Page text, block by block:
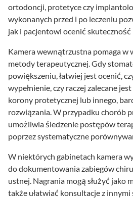
ortodoncji, protetyce czy
wykonanych przed i po leczeniu
jak i pacjentowi ocenić skuteczność
Kamera wewnątrzustna pomaga w
metody terapeutycznej. Gdy
powiększeniu, łatwiej jest ocenić,
wypełnienie, czy raczej zalecane
korony protetycznej lub innego,
rozwiązania. W przypadku chorób
umożliwia śledzenie postępów
poprzez systematyczne
W niektórych gabinetach kamera
do dokumentowania zabiegów
ustnej. Nagrania mogą służyć jako
także ułatwiać konsultacje z